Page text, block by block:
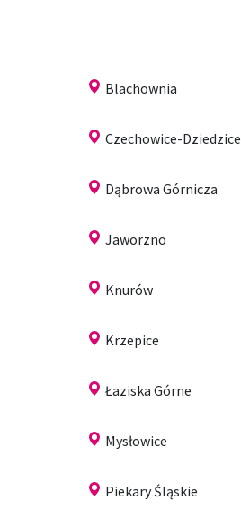
Blachownia
Czechowice-Dziedzice
Dąbrowa Górnicza
Jaworzno
Knurów
Krzepice
Łaziska Górne
Mysłowice
Piekary Śląskie